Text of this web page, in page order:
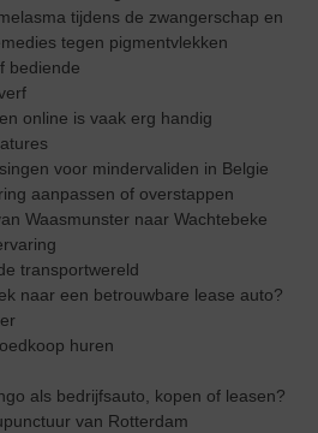
tijdens de zwangerschap en
tegen pigmentvlekken
bediende
online is vaak erg handig
voor mindervaliden in Belgie
aanpassen of overstappen
Waasmunster naar Wachtebeke
transportwereld
naar een betrouwbare lease auto?
huren
als bedrijfsauto, kopen of leasen?
van Rotterdam